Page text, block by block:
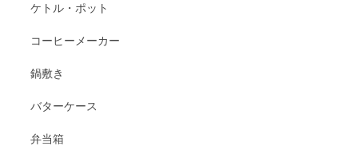
ケトル・ポット
コーヒーメーカー
鍋敷き
バターケース
弁当箱